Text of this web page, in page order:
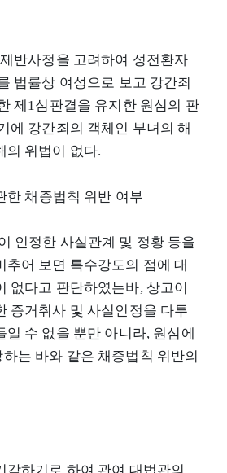
반사정을 고려하여 성전환자
법률상 여성으로 보고 강간죄
제1심판결을 유지한 원심의 판
에 강간죄의 객체인 부녀의 해
의 위법이 없다.
한 채증법칙 위반 여부
인정한 사실관계 및 정황 등을
추어 보면 특수강도의 점에 대
없다고 판단하였는바, 상고이
증거취사 및 사실인정을 다투
일 수 없을 뿐만 아니라, 원심에
는 바와 같은 채증법칙 위반의
각하기로 하여 관여 대법관의